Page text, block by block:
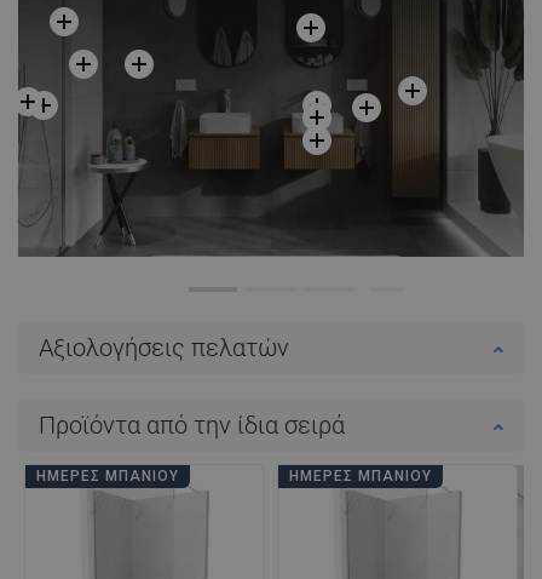
Αξιολογήσεις πελατών
Προϊόντα από την ίδια σειρά
ΗΜΈΡΕΣ ΜΠΆΝΙΟΥ ΗΜΈΡΕΣ ΜΠΆΝΙΟΥ